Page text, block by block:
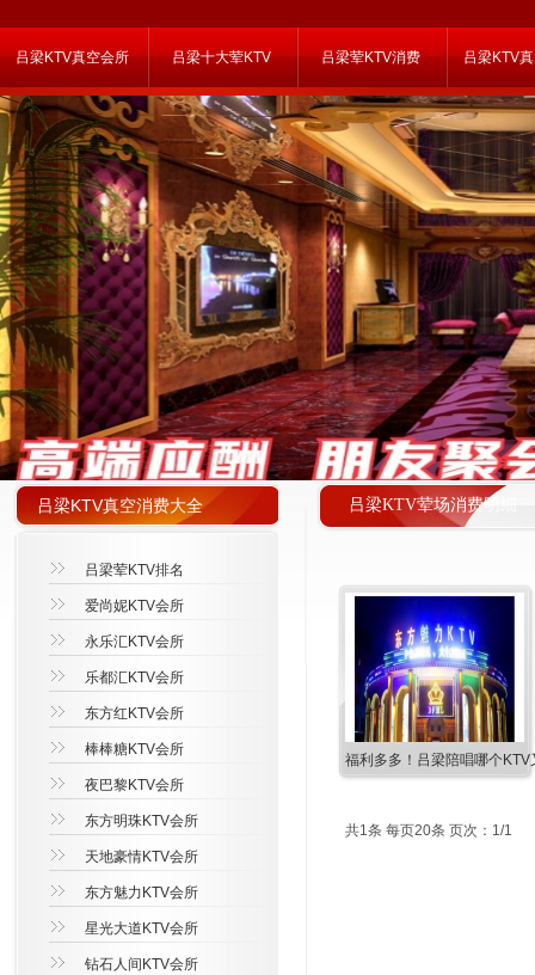
吕梁KTV真空会所 吕梁十大荤KTV 吕梁荤KTV消费 吕梁KTV
吕梁KTV荤场消费明细
福利多多！吕梁陪唱哪个
共1条 每页20条 页次：1/1
吕梁KTV真空消费大全
吕梁荤KTV排名
爱尚妮KTV会所
永乐汇KTV会所
乐都汇KTV会所
东方红KTV会所
棒棒糖KTV会所
夜巴黎KTV会所
东方明珠KTV会所
天地豪情KTV会所
东方魅力KTV会所
星光大道KTV会所
钻石人间KTV会所